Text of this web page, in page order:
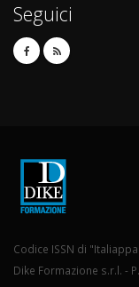
Seguici
Codice ISSN di
Dike Formazione s.r.l. -